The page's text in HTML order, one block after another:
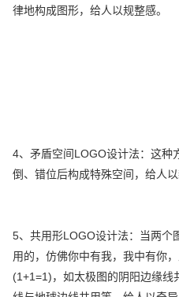
律地构成图形，给人以规整感。
4、矛盾空间LOGO设计法：这种
倒、错位后构成特殊空间，给人以
5、共用形LOGO设计法：当两个
用的，仿佛你中有我，我中有你
(1+1=1)，如太极图的阴阳边缘